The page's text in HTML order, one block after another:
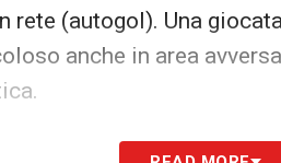
rete (autogol). Una
anche in area
Blindato dal